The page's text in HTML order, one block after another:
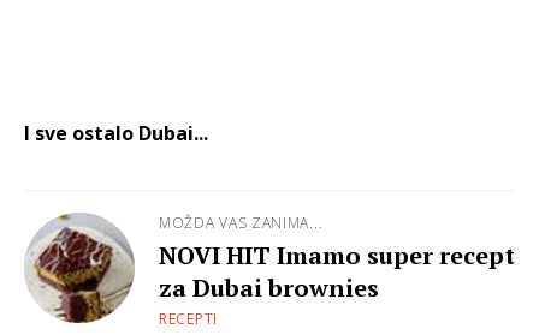
I sve ostalo Dubai...
MOŽDA VAS ZANIMA...
NOVI HIT Imamo super recept
za Dubai brownies
RECEPTI